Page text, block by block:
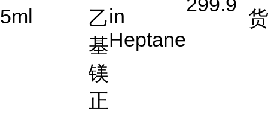
5ml
乙
基
镁
in
Heptane
货
正